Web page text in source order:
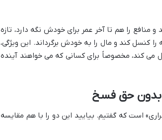
منافع را هم تا آخر عمر برای خودش نگه دارد، تازه
کند و مال را به خودش برگرداند. این ویژگی،
می کند، مخصوصاً برای کسانی که می خواهند آینده
بدون حق فسخ
است که گفتیم. بیایید این دو را با هم مقایسه